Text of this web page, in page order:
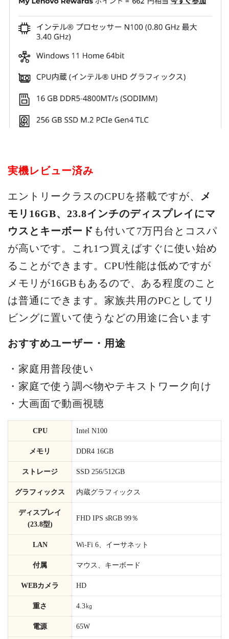
実機レビュー済み
エントリークラスのCPUを搭載ですが、 メ
モリ16GB、23.8インチのディスプレイにマ
ウスとキーボード も付いて7万円台とコスパ
が高いです。これ1つ買えばすぐに使い始め
ることができます。CPU性能は低めですが
メモリが16GBもあるので、ある程度のこと
は普通にできます。家族共用のPCとしてリ
ビングに置いて使うなどの用途に合います
おすすめユーザー・用途
・家庭用普段使い
・家庭で使う調べ物やテキストワーク向け
・大画面で動画視聴
CPU Intel N100
メモリ DDR4 16GB
ストレージ SSD 256/512GB
グラフィックス 内蔵グラフィックス
ディスプレイ
(23.8型)
FHD IPS sRGB 99％
LAN Wi-Fi 6、イーサネット
付属 マウス、キーボード
WEBカメラ HD
重さ 4.3㎏
電源 65W